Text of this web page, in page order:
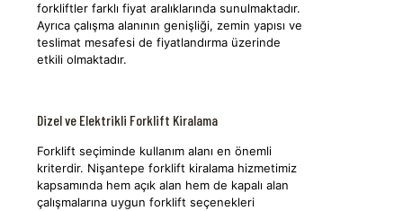
forkliftler farklı fiyat aralıklarında sunulmaktadır.
Ayrıca çalışma alanının genişliği, zemin yapısı ve
teslimat mesafesi de fiyatlandırma üzerinde
etkili olmaktadır.
Dizel ve Elektrikli Forklift Kiralama
Forklift seçiminde kullanım alanı en önemli
kriterdir. Nişantepe forklift kiralama hizmetimiz
kapsamında hem açık alan hem de kapalı alan
çalışmalarına uygun forklift seçenekleri